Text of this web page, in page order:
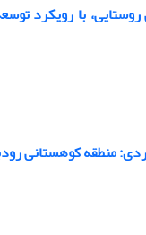
با رویکرد
منطقه کوهستانی